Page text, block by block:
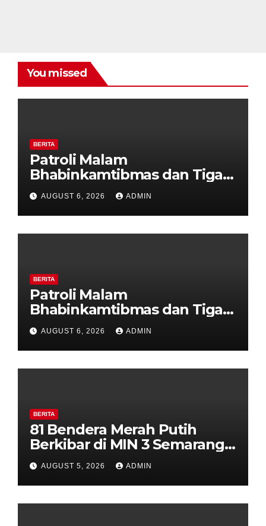
You missed
BERITA
Patroli Malam
Bhabinkamtibmas dan Tiga
Pilar Kelurahan Ungaran
Perkuat Kamtibmas, Warga
Diajak Aktifkan Ronda
AUGUST 6, 2026 ADMIN
BERITA
Patroli Malam
Bhabinkamtibmas dan Tiga
Pilar Kelurahan Ungaran
Perkuat Kamtibmas, Warga
Diajak Aktifkan Ronda
AUGUST 6, 2026 ADMIN
BERITA
81 Bendera Merah Putih
Berkibar di MIN 3 Semarang,
Bhabinkamtibmas Desa
Timpik Hadiri Peringatan
HUT ke-81 Kemerdekaan RI
AUGUST 5, 2026 ADMIN